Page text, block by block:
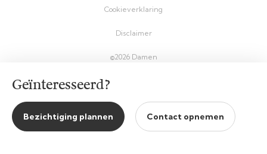
Geïnteresseerd?
Bezichtiging plannen Contact opnemen
©2026 Damen
Cookieverklaring
Disclaimer